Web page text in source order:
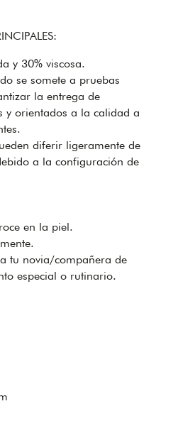
y 30% viscosa.
se somete a pruebas
la entrega de
y orientados a la calidad a
diferir ligeramente de
a la configuración de
en la piel.
tu novia/compañera de
especial o rutinario.